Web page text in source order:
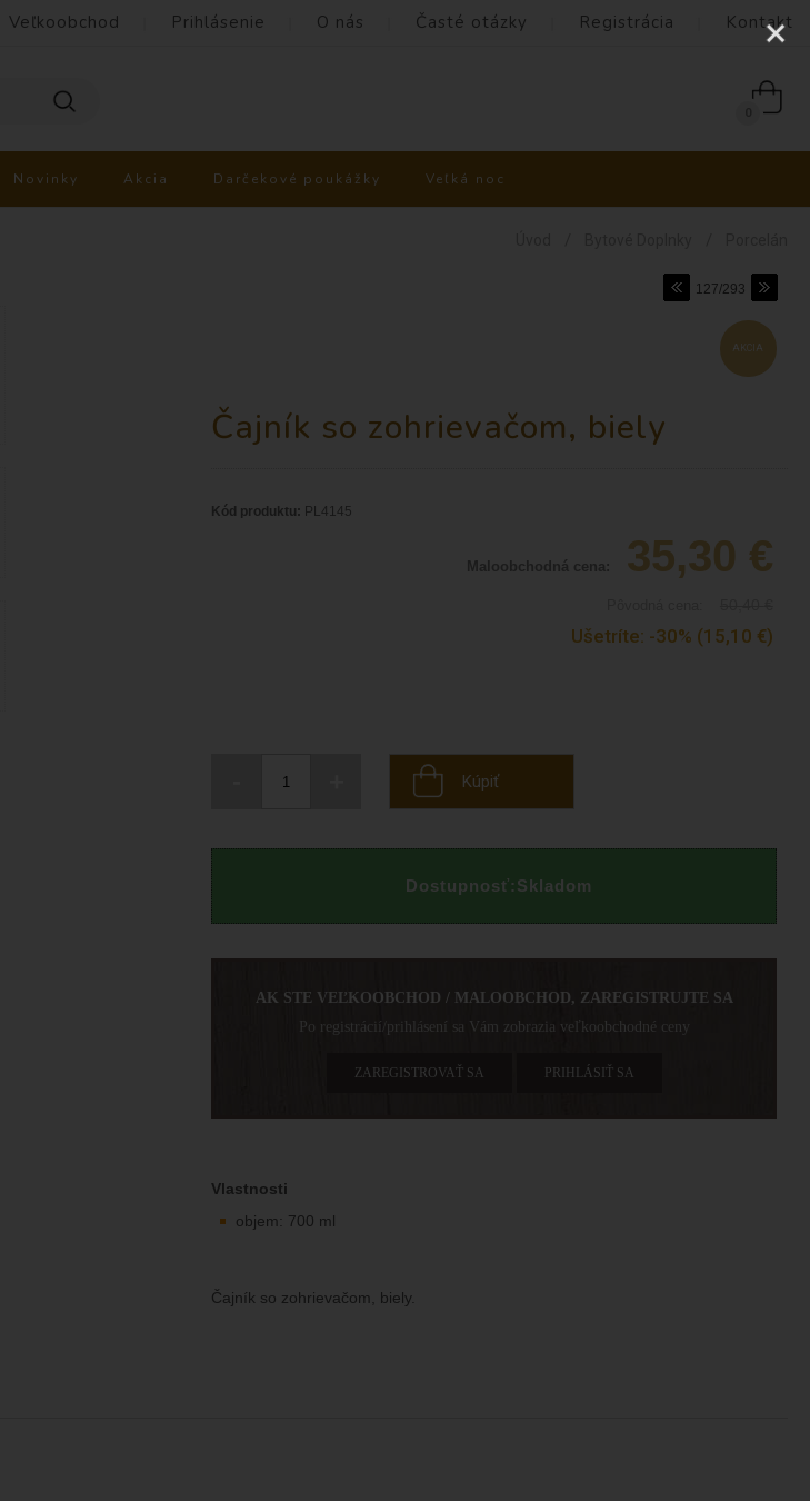
Veľkoobchod Prihlásenie O nás Časté otázky Registrácia Kontakt
Novinky Akcia Darčekové poukážky Veľká noc
127/293
AKCIA
Čajník so zohrievačom, biely
Kód produktu: PL4145
Maloobchodná cena: 35,30 €
Ušetríte: -30% (15,10 €)
Kúpiť
Dostupnosť: Skladom
AK STE VEĽKOOBCHOD / MALOOBCHOD, ZAREGISTRUJTE SA
Po registrácií/prihlásení sa Vám zobrazia veľkoobchodné ceny
ZAREGISTROVAŤ SA PRIHLÁSIŤ SA
Vlastnosti
objem: 700 ml
Čajník so zohrievačom, biely.